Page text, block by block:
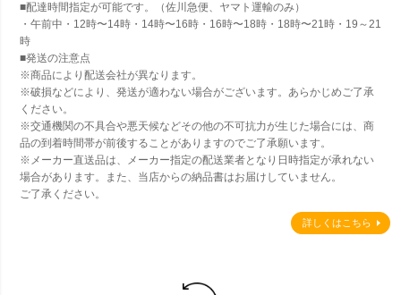
■配達時間指定が可能です。（佐川急便、ヤマト運輸のみ）
・午前中・12時〜14時・14時〜16時・16時〜18時・18時〜21時・19～21
時
■発送の注意点
※商品により配送会社が異なります。
※破損などにより、発送が適わない場合がございます。あらかじめご了承
ください。
※交通機関の不具合や悪天候などその他の不可抗力が生じた場合には、商
品の到着時間帯が前後することがありますのでご了承願います。
※メーカー直送品は、メーカー指定の配送業者となり日時指定が承れない
場合があります。また、当店からの納品書はお届けしていません。
ご了承ください。
詳しくはこちら